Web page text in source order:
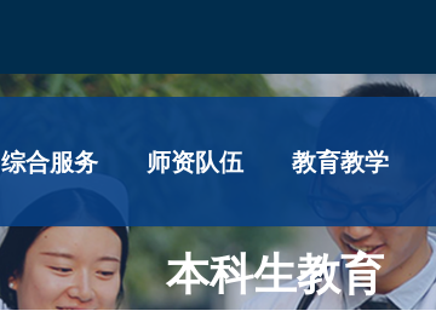
综合服务 师资队伍 教育教学
本科生教育